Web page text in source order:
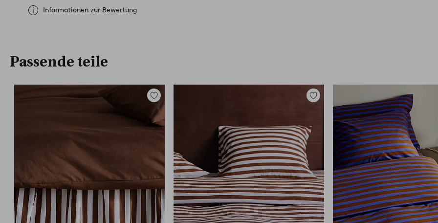
Informationen zur Bewertung
Passende teile
Zu
Favoriten
hinzufügen
Zu
Favoriten
hinzufügen